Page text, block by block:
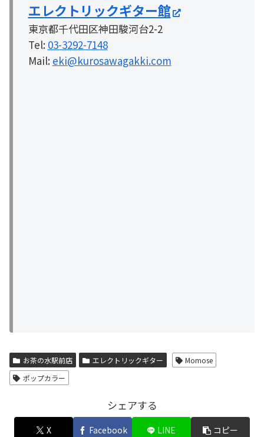
エレクトリックギター館
東京都千代田区神田駿河台2-2
Tel: 03-3292-7148
Mail: eki@kurosawagakki.com
お茶の水駅前店 エレクトリックギター
Momose
ポップカラー
シェアする
X Facebook LINE コピー